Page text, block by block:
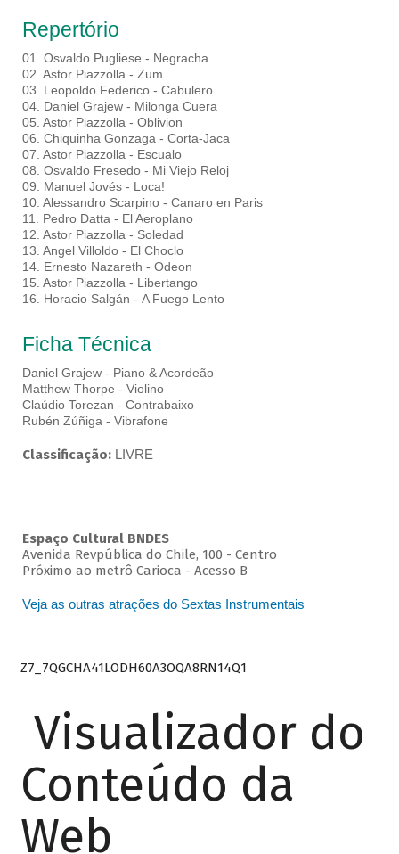
Repertório
01. Osvaldo Pugliese - Negracha
02. Astor Piazzolla - Zum
03. Leopoldo Federico - Cabulero
04. Daniel Grajew - Milonga Cuera
05. Astor Piazzolla - Oblivion
06. Chiquinha Gonzaga - Corta-Jaca
07. Astor Piazzolla - Escualo
08. Osvaldo Fresedo - Mi Viejo Reloj
09. Manuel Jovés - Loca!
10. Alessandro Scarpino - Canaro en Paris
11. Pedro Datta - El Aeroplano
12. Astor Piazzolla - Soledad
13. Angel Villoldo - El Choclo
14. Ernesto Nazareth - Odeon
15. Astor Piazzolla - Libertango
16. Horacio Salgán - A Fuego Lento
Ficha Técnica
Daniel Grajew - Piano & Acordeão
Matthew Thorpe - Violino
Claúdio Torezan - Contrabaixo
Rubén Zúñiga - Vibrafone
Classificação: LIVRE
Espaço Cultural BNDES
Avenida Revpública do Chile, 100 - Centro
Próximo ao metrô Carioca - Acesso B
Veja as outras atrações do Sextas Instrumentais
Z7_7QGCHA41LODH60A3OQA8RN14Q1
Visualizador do
Conteúdo da
Web